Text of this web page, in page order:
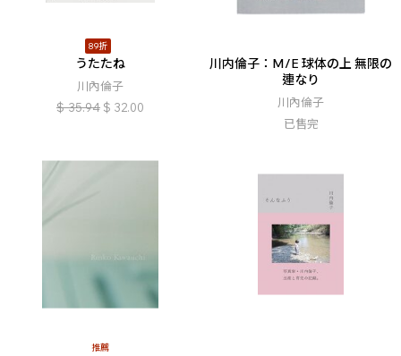
89折
うたたね
川內倫子
$ 35.94 $ 32.00
川内倫子：M/E 球体の上 無限の
連なり
川內倫子
已售完
推薦